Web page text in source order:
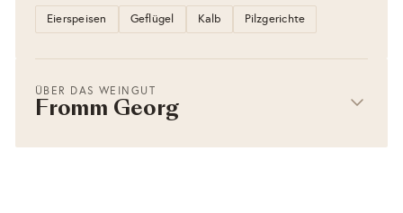
Eierspeisen Geflügel Kalb Pilzgerichte
ÜBER DAS WEINGUT
Fromm Georg